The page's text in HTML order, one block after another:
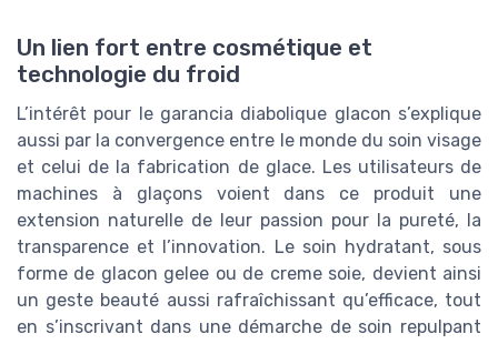
Un lien fort entre cosmétique et
technologie du froid
L’intérêt pour le garancia diabolique glacon s’explique
aussi par la convergence entre le monde du soin visage
et celui de la fabrication de glace. Les utilisateurs de
machines à glaçons voient dans ce produit une
extension naturelle de leur passion pour la pureté, la
transparence et l’innovation. Le soin hydratant, sous
forme de glacon gelee ou de creme soie, devient ainsi
un geste beauté aussi rafraîchissant qu’efficace, tout
en s’inscrivant dans une démarche de soin repulpant